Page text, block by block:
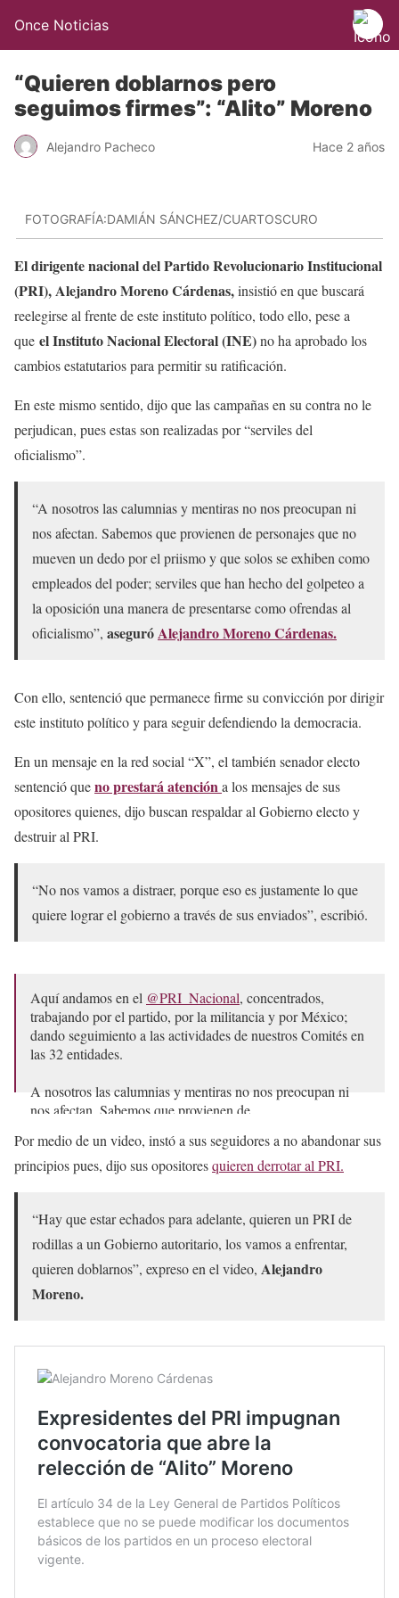
Once Noticias
“Quieren doblarnos pero
seguimos firmes”: “Alito” Moreno
Alejandro Pacheco Hace 2 años
FOTOGRAFÍA:DAMIÁN SÁNCHEZ/CUARTOSCURO
El dirigente nacional del Partido Revolucionario Institucional
(PRI), Alejandro Moreno Cárdenas,insistió en que buscará
reelegirse al frente de este instituto político, todo ello, pese a
que el Instituto Nacional Electoral (INE)no ha aprobado los
cambios estatutarios para permitir su ratificación.
En este mismo sentido, dijo que las campañas en su contra no le
perjudican, pues estas son realizadas por “serviles del
oficialismo”.
“A nosotros las calumnias y mentiras no nos preocupan ni
nos afectan. Sabemos que provienen de personajes que no
mueven un dedo por el priismo y que solos se exhiben como
empleados del poder; serviles que han hecho del golpeteo a
la oposición una manera de presentarse como ofrendas al
oficialismo”, aseguróAlejandro Moreno Cárdenas.
Con ello, sentenció que permanece firme su convicción por dirigir
este instituto político y para seguir defendiendo la democracia.
En un mensaje en la red social “X”, el también senador electo
sentenció queno prestará atencióna los mensajes de sus
opositores quienes, dijo buscan respaldar al Gobierno electo y
destruir al PRI.
“No nos vamos a distraer, porque eso es justamente lo que
quiere lograr el gobierno a través de sus enviados”, escribió.
Aquí andamos en el @PRI_Nacional, concentrados,
trabajando por el partido, por la militancia y por México;
dando seguimiento a las actividades de nuestros Comités en
las 32 entidades.
A nosotros las calumnias y mentiras no nos preocupan ni
nos afectan. Sabemos que provienen de…
— Alejandro Moreno (@alitomorenoc) July 14, 2024
Por medio de un video, instó a sus seguidores a no abandonar sus
principios pues, dijo sus opositoresquieren derrotar al PRI.
“Hay que estar echados para adelante, quieren un PRI de
rodillas a un Gobierno autoritario, los vamos a enfrentar,
quieren doblarnos”, expreso en el video, Alejandro
Moreno.